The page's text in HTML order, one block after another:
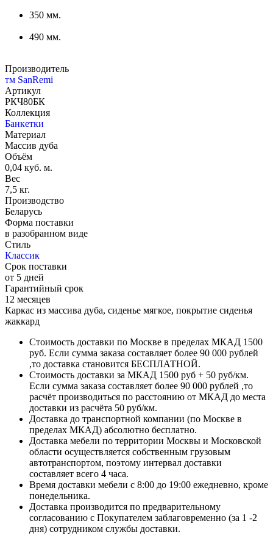
350 мм.
490 мм.
Производитель
тм SanRemi
Артикул
РКЧ80БК
Коллекция
Банкетки
Материал
Массив дуба
Объём
0,04 куб. м.
Вес
7,5 кг.
Производство
Беларусь
Форма поставки
в разобранном виде
Стиль
Классик
Срок поставки
от 5 дней
Гарантийный срок
12 месяцев
Каркас из массива дуба, сиденье мягкое, покрытие сиденья
жаккард
Стоимость доставки по Москве в пределах МКАД 1500
руб. Если сумма заказа составляет более 90 000 рублей
,то доставка становится БЕСПЛАТНОЙ.
Стоимость доставки за МКАД 1500 руб + 50 руб/км.
Если сумма заказа составляет более 90 000 рублей ,то
расчёт производиться по расстоянию от МКАД до места
доставки из расчёта 50 руб/км.
Доставка до транспортной компании (по Москве в
пределах МКАД) абсолютно бесплатно.
Доставка мебели по территории Москвы и Московской
области осуществляется собственным грузовым
автотранспортом, поэтому интервал доставки
составляет всего 4 часа.
Время доставки мебели с 8:00 до 19:00 ежедневно, кроме
понедельника.
Доставка производится по предварительному
согласованию с Покупателем заблаговременно (за 1 -2
дня) сотрудником службы доставки.